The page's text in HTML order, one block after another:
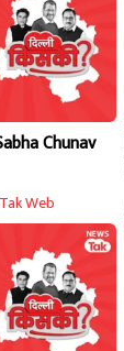
Chunav
Web